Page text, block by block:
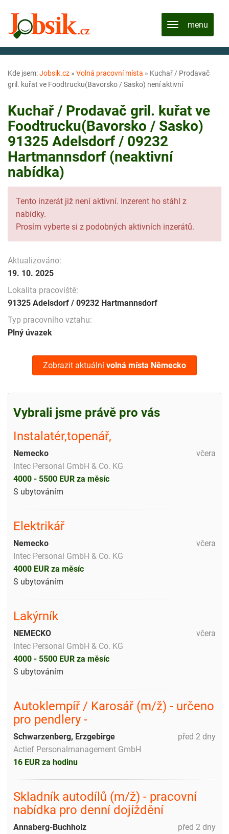
Kde jsem:Jobsik.cz » Volná pracovní místa » Kuchař / Prodavač
gril. kuřat ve Foodtrucku(Bavorsko / Sasko) není aktivní
Kuchař / Prodavač gril. kuřat ve
Foodtrucku(Bavorsko / Sasko)
91325 Adelsdorf / 09232
Hartmannsdorf (neaktivní
nabídka)
Tento inzerát již není aktivní. Inzerent ho stáhl z
nabídky.
Prosím vyberte si z podobných aktivních inzerátů.
Aktualizováno:
19. 10. 2025
Lokalita pracoviště:
91325 Adelsdorf / 09232 Hartmannsdorf
Typ pracovního vztahu:
Plný úvazek
Zobrazit aktuální volná místa Německo
Vybrali jsme právě pro vás
Instalatér,topenář,
včera
Nemecko
Intec Personal GmbH & Co. KG
4000 - 5500 EUR za měsíc
S ubytováním
Elektrikář
včera
Nemecko
Intec Personal GmbH & Co. KG
4000 EUR za měsíc
S ubytováním
Lakýrník
včera
NEMECKO
Intec Personal GmbH & Co. KG
4000 - 5500 EUR za měsíc
S ubytováním
Autoklempíř / Karosář (m/ž) - určeno
pro pendlery -
před 2 dny
Schwarzenberg, Erzgebirge
Actief Personalmanagement GmbH
16 EUR za hodinu
Skladník autodílů (m/ž) - pracovní
nabídka pro denní dojíždění
před 2 dny
Annaberg-Buchholz